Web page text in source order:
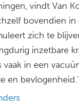
vindt Van
bovendien in
zich te
inzetbare
vaak in een
en bevlogenheid.’